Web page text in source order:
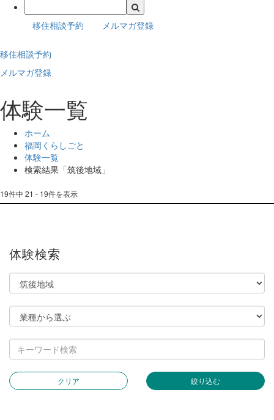
移住相談予約 メルマガ登録
移住相談予約
メルマガ登録
体験一覧
ホーム
福岡くらしごと
体験一覧
検索結果「筑後地域」
19件中 21 - 19件を表示
体験検索
クリア 絞り込む